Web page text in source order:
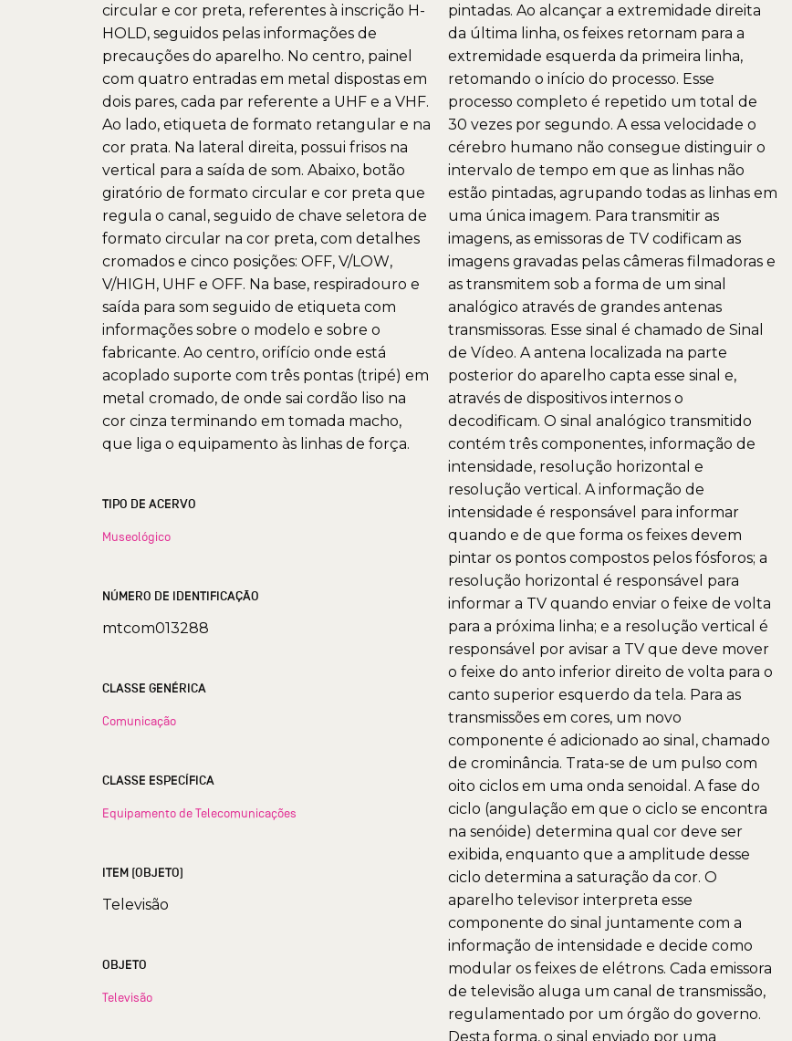
circular e cor preta, referentes à inscrição H-
HOLD, seguidos pelas informações de
precauções do aparelho. No centro, painel
com quatro entradas em metal dispostas em
dois pares, cada par referente a UHF e a VHF.
Ao lado, etiqueta de formato retangular e na
cor prata. Na lateral direita, possui frisos na
vertical para a saída de som. Abaixo, botão
giratório de formato circular e cor preta que
regula o canal, seguido de chave seletora de
formato circular na cor preta, com detalhes
cromados e cinco posições: OFF, V/LOW,
V/HIGH, UHF e OFF. Na base, respiradouro e
saída para som seguido de etiqueta com
informações sobre o modelo e sobre o
fabricante. Ao centro, orifício onde está
acoplado suporte com três pontas (tripé) em
metal cromado, de onde sai cordão liso na
cor cinza terminando em tomada macho,
que liga o equipamento às linhas de força.
TIPO DE ACERVO
Museológico
NÚMERO DE IDENTIFICAÇÃO
mtcom013288
CLASSE GENÉRICA
Comunicação
CLASSE ESPECÍFICA
Equipamento de Telecomunicações
ITEM (OBJETO)
Televisão
OBJETO
Televisão
pintadas. Ao alcançar a extremidade direita
da última linha, os feixes retornam para a
extremidade esquerda da primeira linha,
retomando o início do processo. Esse
processo completo é repetido um total de
30 vezes por segundo. A essa velocidade o
cérebro humano não consegue distinguir o
intervalo de tempo em que as linhas não
estão pintadas, agrupando todas as linhas em
uma única imagem. Para transmitir as
imagens, as emissoras de TV codificam as
imagens gravadas pelas câmeras filmadoras e
as transmitem sob a forma de um sinal
analógico através de grandes antenas
transmissoras. Esse sinal é chamado de Sinal
de Vídeo. A antena localizada na parte
posterior do aparelho capta esse sinal e,
através de dispositivos internos o
decodificam. O sinal analógico transmitido
contém três componentes, informação de
intensidade, resolução horizontal e
resolução vertical. A informação de
intensidade é responsável para informar
quando e de que forma os feixes devem
pintar os pontos compostos pelos fósforos; a
resolução horizontal é responsável para
informar a TV quando enviar o feixe de volta
para a próxima linha; e a resolução vertical é
responsável por avisar a TV que deve mover
o feixe do anto inferior direito de volta para o
canto superior esquerdo da tela. Para as
transmissões em cores, um novo
componente é adicionado ao sinal, chamado
de crominância. Trata-se de um pulso com
oito ciclos em uma onda senoidal. A fase do
ciclo (angulação em que o ciclo se encontra
na senóide) determina qual cor deve ser
exibida, enquanto que a amplitude desse
ciclo determina a saturação da cor. O
aparelho televisor interpreta esse
componente do sinal juntamente com a
informação de intensidade e decide como
modular os feixes de elétrons. Cada emissora
de televisão aluga um canal de transmissão,
regulamentado por um órgão do governo.
Desta forma, o sinal enviado por uma